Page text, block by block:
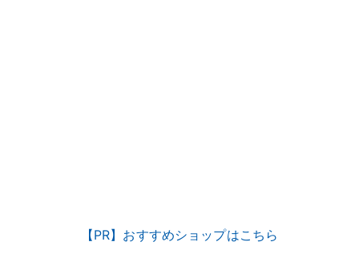
【PR】おすすめショップはこちら